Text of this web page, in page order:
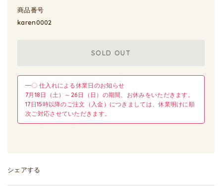
商品番号
karen0002
SOLD OUT
━〇 仕入れによる休業日のお知らせ
7月18日（土）～26日（日）の期間、お休みをいただきます。
17日15時以降のご注文（入金）につきましては、休業明けに順
次ご対応させていただきます。
シェアする